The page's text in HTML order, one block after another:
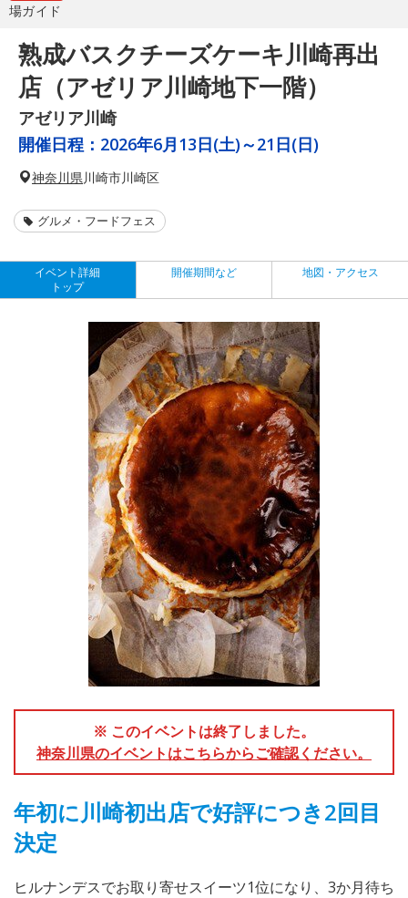
場ガイド
熟成バスクチーズケーキ川崎再出
店（アゼリア川崎地下一階）
アゼリア川崎
開催日程： 2026年6月13日(土)～21日(日)
神奈川県 川崎市川崎区
グルメ・フードフェス
イベント詳細
トップ
開催期間など 地図・アクセス
※ このイベントは終了しました。
神奈川県のイベントはこちらからご確認ください。
年初に川崎初出店で好評につき2回目
決定
ヒルナンデスでお取り寄せスイーツ1位になり、3か月待ち